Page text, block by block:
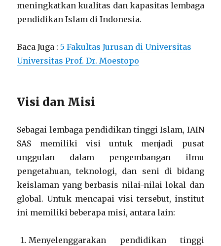
meningkatkan kualitas dan kapasitas lembaga
pendidikan Islam di Indonesia.
Baca Juga :5 Fakultas Jurusan di Universitas
Universitas Prof. Dr. Moestopo
Visi dan Misi
Sebagai lembaga pendidikan tinggi Islam, IAIN
SAS memiliki visi untuk menjadi pusat
unggulan dalam pengembangan ilmu
pengetahuan, teknologi, dan seni di bidang
keislaman yang berbasis nilai-nilai lokal dan
global. Untuk mencapai visi tersebut, institut
ini memiliki beberapa misi, antara lain:
Menyelenggarakan pendidikan tinggi